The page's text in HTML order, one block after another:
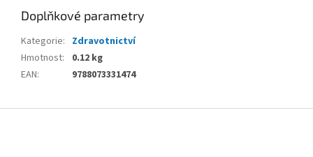
Doplňkové parametry
Kategorie: Zdravotnictví
Hmotnost:
0.12 kg
EAN: 9788073331474